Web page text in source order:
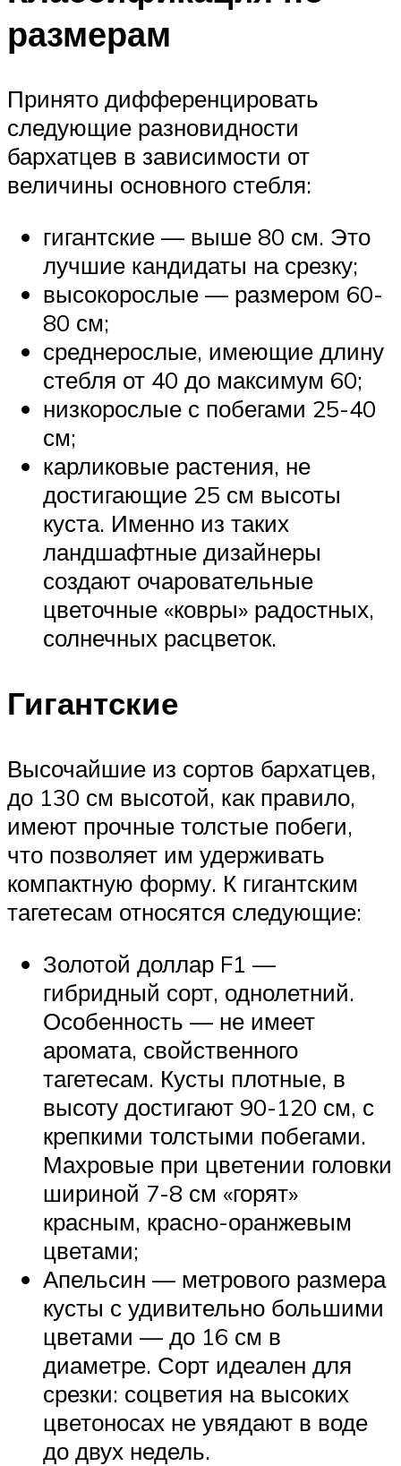
размерам
Принято дифференцировать
следующие разновидности
бархатцев в зависимости от
величины основного стебля:
гигантские — выше 80 см. Это
лучшие кандидаты на срезку;
высокорослые — размером 60-
80 см;
среднерослые, имеющие длину
стебля от 40 до максимум 60;
низкорослые с побегами 25-40
см;
карликовые растения, не
достигающие 25 см высоты
куста. Именно из таких
ландшафтные дизайнеры
создают очаровательные
цветочные «ковры» радостных,
солнечных расцветок.
Гигантские
Высочайшие из сортов бархатцев,
до 130 см высотой, как правило,
имеют прочные толстые побеги,
что позволяет им удерживать
компактную форму. К гигантским
тагетесам относятся следующие:
Золотой доллар F1 —
гибридный сорт, однолетний.
Особенность — не имеет
аромата, свойственного
тагетесам. Кусты плотные, в
высоту достигают 90-120 см, с
крепкими толстыми побегами.
Махровые при цветении головки
шириной 7-8 см «горят»
красным, красно-оранжевым
цветами;
Апельсин — метрового размера
кусты с удивительно большими
цветами — до 16 см в
диаметре. Сорт идеален для
срезки: соцветия на высоких
цветоносах не увядают в воде
до двух недель.